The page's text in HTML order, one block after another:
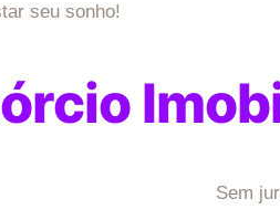
seu sonho!
Sem